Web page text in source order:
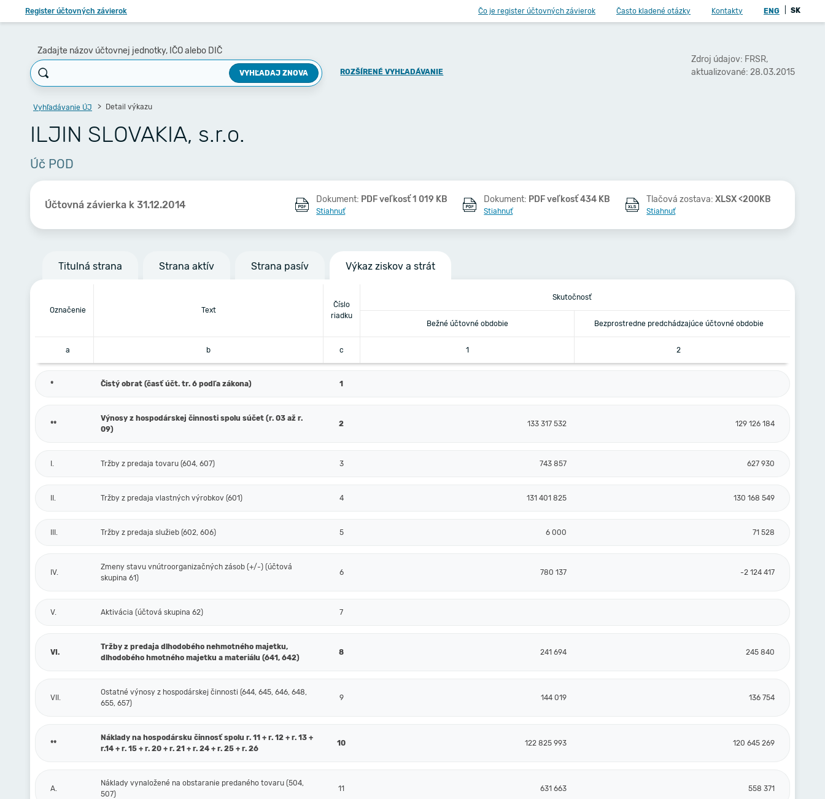
Register účtovných závierok Čo je register účtovných závierok Často kladené otázky Kontakty ENG SK
Zadajte názov účtovnej jednotky, IČO alebo DIČ
VYHĽADAJ ZNOVA ROZŠÍRENÉ VYHĽADÁVANIE
Zdroj údajov: FRSR,
aktualizované: 28.03.2015
Vyhľadávanie ÚJ Detail výkazu
ILJIN SLOVAKIA, s.r.o.
Úč POD
Účtovná závierka k 31.12.2014 Dokument: PDF veľkosť 1 019 KB
Stiahnuť
Dokument: PDF veľkosť 434 KB
Stiahnuť
Tlačová zostava:XLSX <200KB
Stiahnuť
Titulná strana Strana aktív Strana pasív Výkaz ziskov a strát
Označenie Text
Číslo
riadku
Skutočnosť
Bežné účtovné obdobie Bezprostredne predchádzajúce účtovné obdobie
a b c 1 2
* Čistý obrat (časť účt. tr. 6 podľa zákona) 1
**
Výnosy z hospodárskej činnosti spolu súčet (r. 03 až r.
09)
2 133 317 532 129 126 184
I. Tržby z predaja tovaru (604, 607) 3 743 857 627 930
II. Tržby z predaja vlastných výrobkov (601) 4 131 401 825 130 168 549
III. Tržby z predaja služieb (602, 606) 5 6 000 71 528
IV.
Zmeny stavu vnútroorganizačných zásob (+/-) (účtová
skupina 61)
6 780 137 -2 124 417
V. Aktivácia (účtová skupina 62) 7
VI.
Tržby z predaja dlhodobého nehmotného majetku,
dlhodobého hmotného majetku a materiálu (641, 642)
8 241 694 245 840
VII.
Ostatné výnosy z hospodárskej činnosti (644, 645, 646, 648,
655, 657)
9 144 019 136 754
**
Náklady na hospodársku činnosť spolu r. 11 + r. 12 + r. 13 +
r.14 + r. 15 + r. 20 + r. 21 + r. 24 + r. 25 + r. 26
10 122 825 993 120 645 269
A.
Náklady vynaložené na obstaranie predaného tovaru (504,
507)
11 631 663 558 371